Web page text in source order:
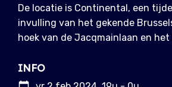
De locatie is Continental, een
invulling van het gekende
hoek van de Jacqmainlaan en
INFO